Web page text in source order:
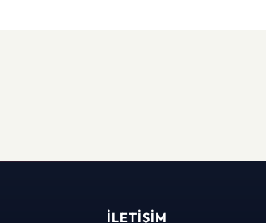
İLETIŞIM